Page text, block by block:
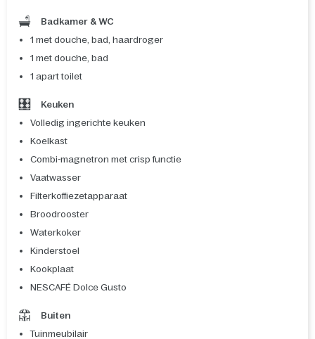
Badkamer & WC
1 met douche, bad, haardroger
1 met douche, bad
1 apart toilet
Keuken
Volledig ingerichte keuken
Koelkast
Combi-magnetron met crisp functie
Vaatwasser
Filterkoffiezetapparaat
Broodrooster
Waterkoker
Kinderstoel
Kookplaat
NESCAFÉ Dolce Gusto
Buiten
Tuinmeubilair